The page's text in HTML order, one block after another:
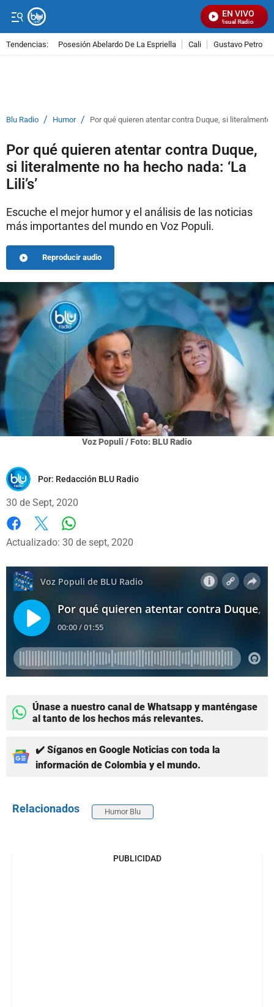
EN VIVO
Señal Visual Radio
Tendencias: Posesión Abelardo De La Espriella Cali Gustavo Petro
Blu Radio / Humor / Por qué quieren atentar contra Duque, si literalmente
Por qué quieren atentar contra Duque,
si literalmente no ha hecho nada: ‘La
Lili’s’
Escuche el mejor humor y el análisis de las noticias
más importantes del mundo en Voz Populi.
Reproducir audio
Voz Populi / Foto: BLU Radio
Por: Redacción BLU Radio
30 de Sept, 2020
Facebook
X
Actualizado: 30 de sept, 2020
Únase a nuestro canal de Whatsapp y manténgase
al tanto de los hechos más relevantes.
✔️ Síganos en Google Noticias con toda la
información de Colombia y el mundo.
Relacionados Humor Blu
PUBLICIDAD